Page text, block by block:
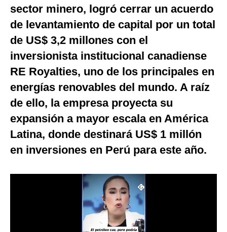
España
Internacional
Club del Suscriptor
Mix
G de Gestión
Notas Contratadas
sector minero, logró cerrar un acuerdo
de levantamiento de capital por un total
de US$ 3,2 millones con el
inversionista institucional canadiense
RE Royalties, uno de los principales en
energías renovables del mundo. A raíz
de ello, la empresa proyecta su
expansión a mayor escala en América
Latina, donde destinará US$ 1 millón
en inversiones en Perú para este año.